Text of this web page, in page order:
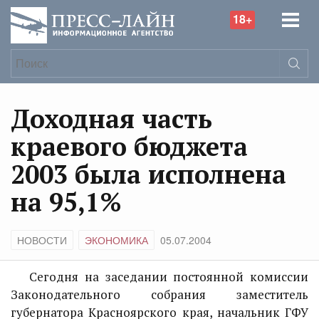
18+
Доходная часть
краевого бюджета
2003 была исполнена
на 95,1%
НОВОСТИ ЭКОНОМИКА 05.07.2004
Сегодня на заседании постоянной комиссии
Законодательного собрания заместитель
губернатора Красноярского края, начальник ГФУ